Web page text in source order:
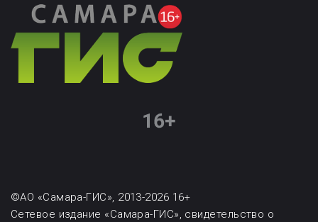
©АО «Самара-ГИС», 2013-2026 16+
Сетевое издание «Самара-ГИС», свидетельство о